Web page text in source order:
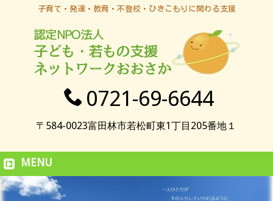
子育て・発達・教育・不登校・ひきこもりに関わる支援
0721-69-6644
〒584-0023富田林市若松町東1丁目205番地１
MENU